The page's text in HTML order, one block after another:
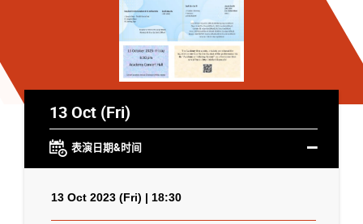
13 Oct (Fri)
表演日期&时间
13 Oct 2023 (Fri) | 18:30